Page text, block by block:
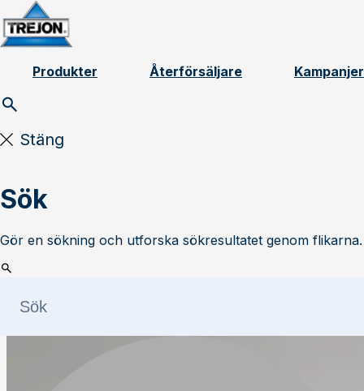
Skip to content
Produkter Återförsäljare Kampanjer
Stäng
Sök
Gör en sökning och utforska sökresultatet genom flikarna.
Läs mer